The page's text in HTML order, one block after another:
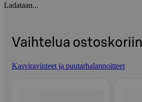
Ladataan...
Vaihtelua ostoskoriin
Kasviravinteet ja puutarhalannoitteet